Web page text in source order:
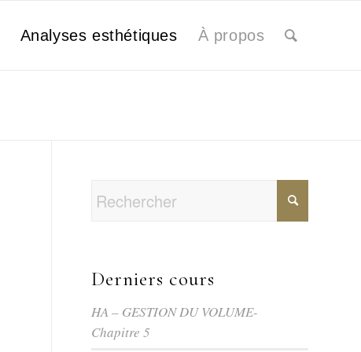
Analyses esthétiques À propos
Derniers cours
HA – GESTION DU VOLUME-
Chapitre 5